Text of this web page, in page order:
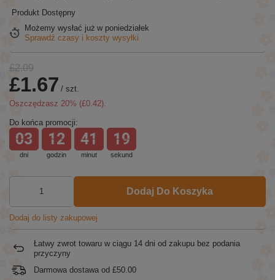
Produkt Dostępny
Możemy wysłać już w poniedziałek
Sprawdź czasy i koszty wysyłki
£2.09
£1.67 / szt.
Oszczędzasz 20% (£0.42).
Do końca promocji:
dni
03
godzin
12
minut
41
sekund
19
Dodaj Do Koszyka
Dodaj do listy zakupowej
Łatwy zwrot towaru w ciągu 14 dni od zakupu bez podania
przyczyny
Darmowa dostawa od £50.00